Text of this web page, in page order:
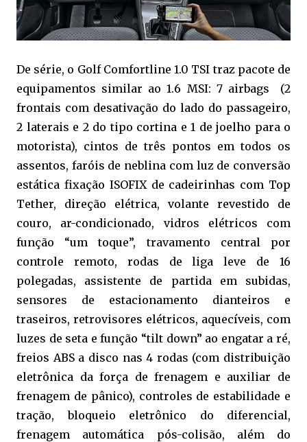
De série, o Golf Comfortline 1.0 TSI traz pacote de
equipamentos similar ao 1.6 MSI: 7 airbags (2
frontais com desativação do lado do passageiro,
2 laterais e 2 do tipo cortina e 1 de joelho para o
motorista), cintos de três pontos em todos os
assentos, faróis de neblina com luz de conversão
estática fixação ISOFIX de cadeirinhas com Top
Tether, direção elétrica, volante revestido de
couro, ar-condicionado, vidros elétricos com
função “um toque”, travamento central por
controle remoto, rodas de liga leve de 16
polegadas, assistente de partida em subidas,
sensores de estacionamento dianteiros e
traseiros, retrovisores elétricos, aquecíveis, com
luzes de seta e função “tilt down” ao engatar a ré,
freios ABS a disco nas 4 rodas (com distribuição
eletrônica da força de frenagem e auxiliar de
frenagem de pânico), controles de estabilidade e
tração, bloqueio eletrônico do diferencial,
frenagem automática pós-colisão, além do